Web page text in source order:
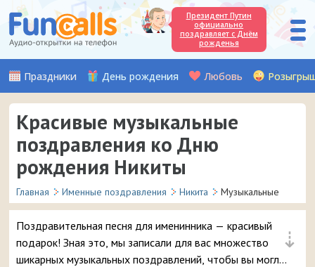
Президент Путин
официально
поздравляет с Днём
рожденья
Праздники День рождения Любовь
Красивые музыкальные
поздравления ко Дню
рождения Никиты
Главная Именные поздравления Никита Музыкальные
⇣
Поздравительная песня для именинника — красивый
подарок! Зная это, мы записали для вас множество
шикарных музыкальных поздравлений, чтобы вы могли